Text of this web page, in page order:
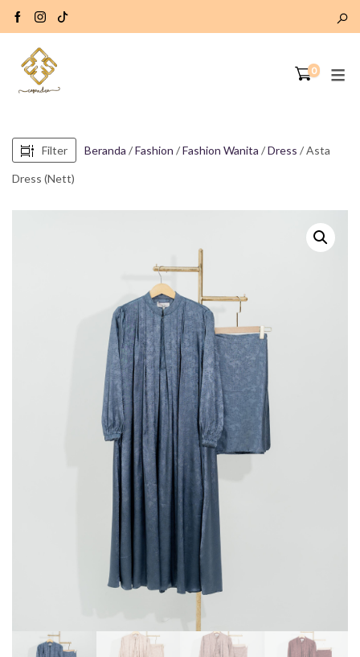
0
Filter Beranda /Fashion /Fashion Wanita /Dress / Asta
Dress (Nett)